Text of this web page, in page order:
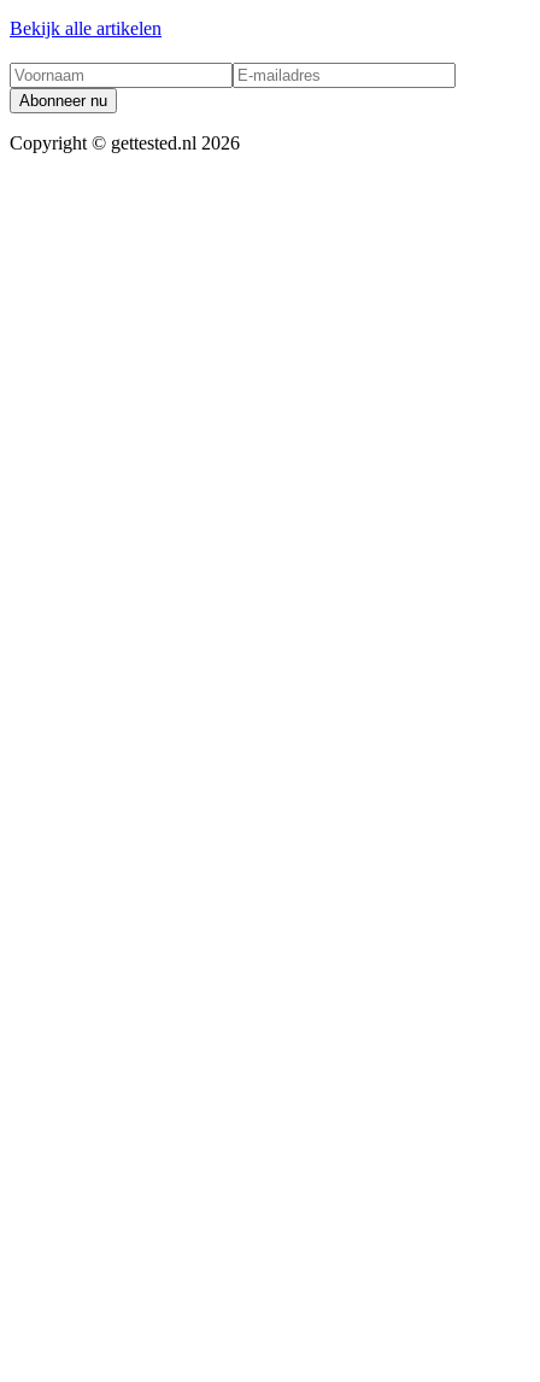
Bekijk alle artikelen
Abonneer nu
Copyright © gettested.nl 2026